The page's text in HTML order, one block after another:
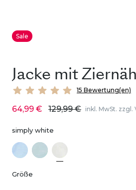
Sale
Jacke mit
15 Bewertung(en)
64,99 € 129,99 € inkl. MwSt. zzgl.
simply white
Größe